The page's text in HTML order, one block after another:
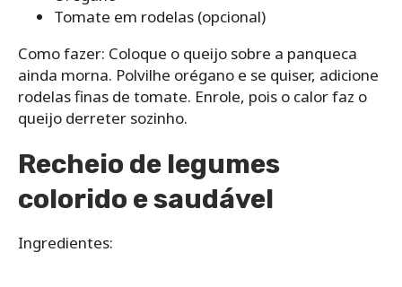
Tomate em rodelas (opcional)
Como fazer: Coloque o queijo sobre a panqueca
ainda morna. Polvilhe orégano e se quiser, adicione
rodelas finas de tomate. Enrole, pois o calor faz o
queijo derreter sozinho.
Recheio de legumes
colorido e saudável
Ingredientes: